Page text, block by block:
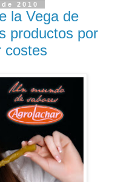
2010
la Vega de
productos por
costes